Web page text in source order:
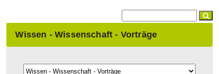
Wissen - Wissenschaft - Vorträge